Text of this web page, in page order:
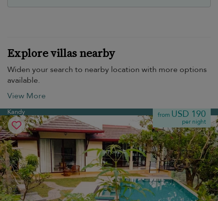
Explore villas nearby
Widen your search to nearby location with more options
available.
View More
Kandy from USD 190
per night